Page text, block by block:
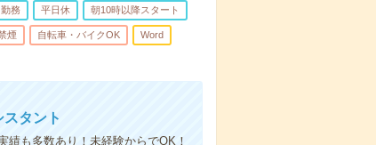
務 平日休 朝10時以降スタート
煙 自転車・バイクOK Word
タント
も多数あり！未経験からでOK！